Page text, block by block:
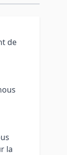
de
la